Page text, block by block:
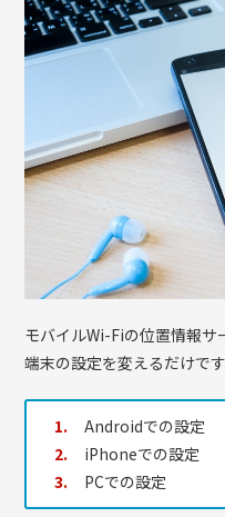
モバイルWi-Fiの位置情報サ
端末の設定を変えるだけです
Androidでの設定
iPhoneでの設定
PCでの設定